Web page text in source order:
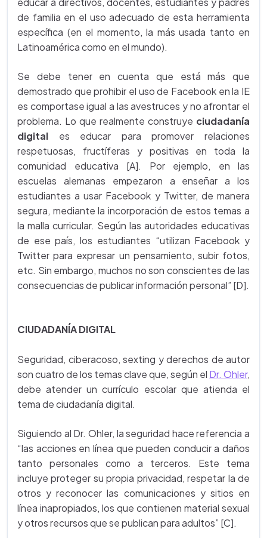
de familia en el uso adecuado de esta herramienta
específica (en el momento, la más usada tanto en
Latinoamérica como en el mundo).
Se debe tener en cuenta que está más que
demostrado que prohibir el uso de Facebook en la IE
es comportase igual a las avestruces y no afrontar el
problema. Lo que realmente construye ciudadanía
digital es educar para promover relaciones
respetuosas, fructíferas y positivas en toda la
comunidad educativa [A]. Por ejemplo, en las
escuelas alemanas empezaron a enseñar a los
estudiantes a usar Facebook y Twitter, de manera
segura, mediante la incorporación de estos temas a
la malla curricular. Según las autoridades educativas
de ese país, los estudiantes “utilizan Facebook y
Twitter para expresar un pensamiento, subir fotos,
etc. Sin embargo, muchos no son conscientes de las
consecuencias de publicar información personal” [D].
CIUDADANÍA DIGITAL
Seguridad, ciberacoso, sexting y derechos de autor
son cuatro de los temas clave que, según el Dr. Ohler,
debe atender un currículo escolar que atienda el
tema de ciudadanía digital.
Siguiendo al Dr. Ohler, la seguridad hace referencia a
“las acciones en línea que pueden conducir a daños
tanto personales como a terceros. Este tema
incluye proteger su propia privacidad, respetar la de
otros y reconocer las comunicaciones y sitios en
línea inapropiados, los que contienen material sexual
y otros recursos que se publican para adultos” [C].